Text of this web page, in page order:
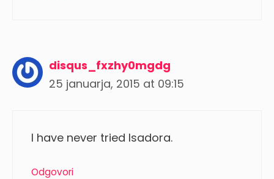
disqus_fxzhy0mgdg
25 januarja, 2015 at 09:15
I have never tried Isadora.
Odgovori